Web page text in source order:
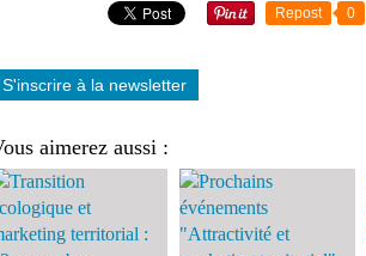
Repost 0
S'inscrire à la newsletter
aimerez aussi :